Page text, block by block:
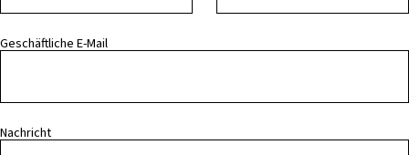
Geschäftliche E-Mail
Nachricht